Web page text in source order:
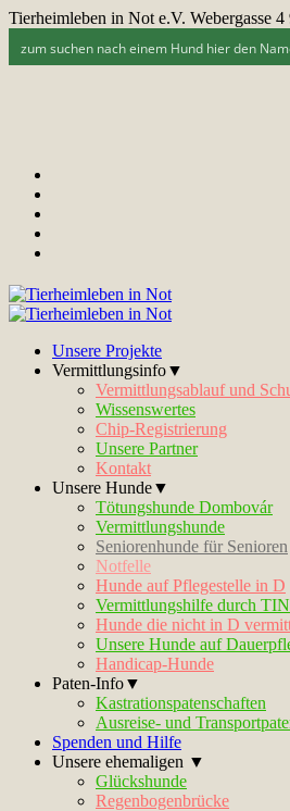
Tierheimleben in Not e.V. Webergasse
Unsere Projekte
Vermittlungsinfo▼
Vermittlungsablauf und
Wissenswertes
Chip-Registrierung
Unsere Partner
Kontakt
Unsere Hunde▼
Tötungshunde Dombovár
Vermittlungshunde
Seniorenhunde für Senioren
Notfelle
Hunde auf Pflegestelle in D
Vermittlungshilfe durch TIN
Hunde die nicht in D
Unsere Hunde auf
Handicap-Hunde
Paten-Info▼
Kastrationspatenschaften
Ausreise- und
Spenden und Hilfe
Unsere ehemaligen ▼
Glückshunde
Regenbogenbrücke